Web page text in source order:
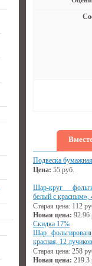
Подвеска
Цена: 55 руб.
Шар-круг
белый с красным»,
Старая цена: 112
Новая цена: 92.96
Скидка 17%
Шар
красная, 12
Старая цена: 258
Новая цена: 219.3